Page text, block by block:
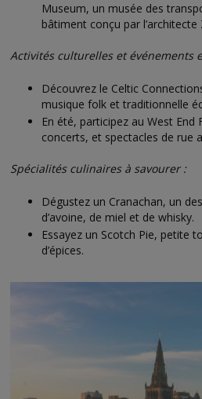
Museum, un musée des
bâtiment conçu par l’architecte
Activités culturelles et événements
Découvrez le Celtic
musique folk et traditionnelle
En été, participez au West End
concerts, et spectacles de rue
Spécialités culinaires à savourer :
Dégustez un Cranachan, un
d’avoine, de miel et de whisky.
Essayez un Scotch Pie, petite
d’épices.